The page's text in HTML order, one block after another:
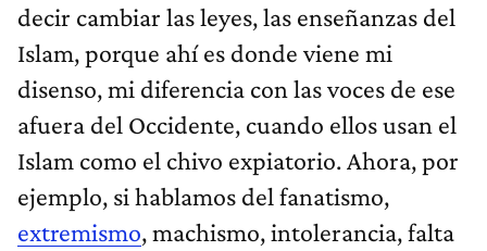
decir cambiar las leyes, las enseñanzas del
Islam, porque ahí es donde viene mi
disenso, mi diferencia con las voces de ese
afuera del Occidente, cuando ellos usan el
Islam como el chivo expiatorio. Ahora, por
ejemplo, si hablamos del fanatismo,
extremismo, machismo, intolerancia, falta